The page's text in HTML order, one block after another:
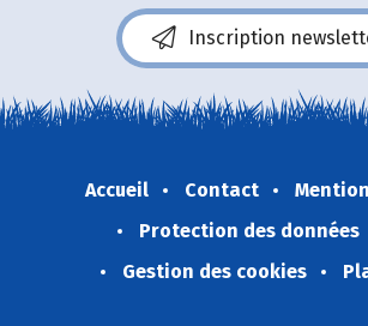
Inscription
Accueil Contact
Protection des données
Gestion des cookies